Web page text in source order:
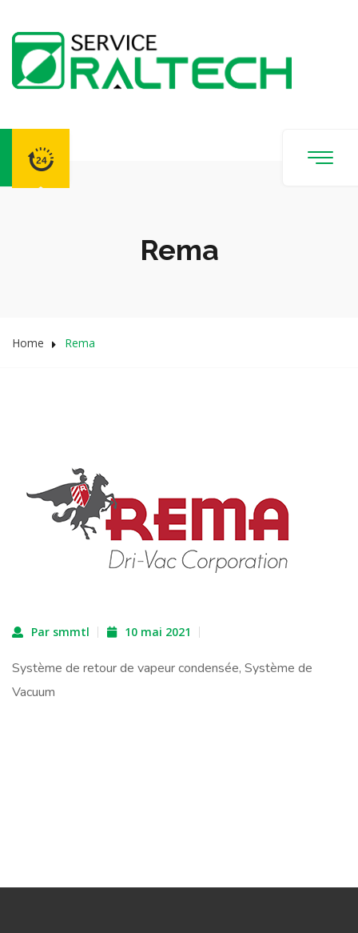
Rema
Home Rema
Par smmtl 10 mai 2021
Système de retour de vapeur condensée, Système de
Vacuum